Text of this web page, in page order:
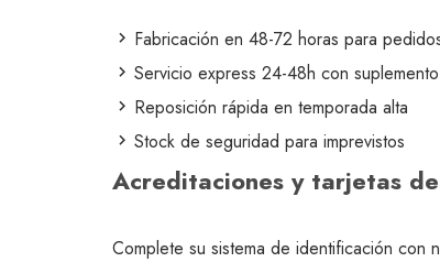
Fabricación en 48-72 horas para
Servicio express 24-48h con
Reposición rápida en temporada alta
Stock de seguridad para imprevistos
Acreditaciones y tarjetas
Complete su sistema de identificación con